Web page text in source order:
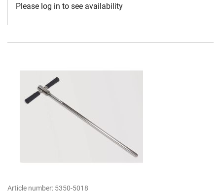
Please log in to see availability
Article number: 5350-5018